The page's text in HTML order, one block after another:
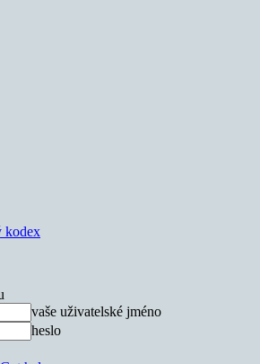
kodex
vaše uživatelské jméno
heslo